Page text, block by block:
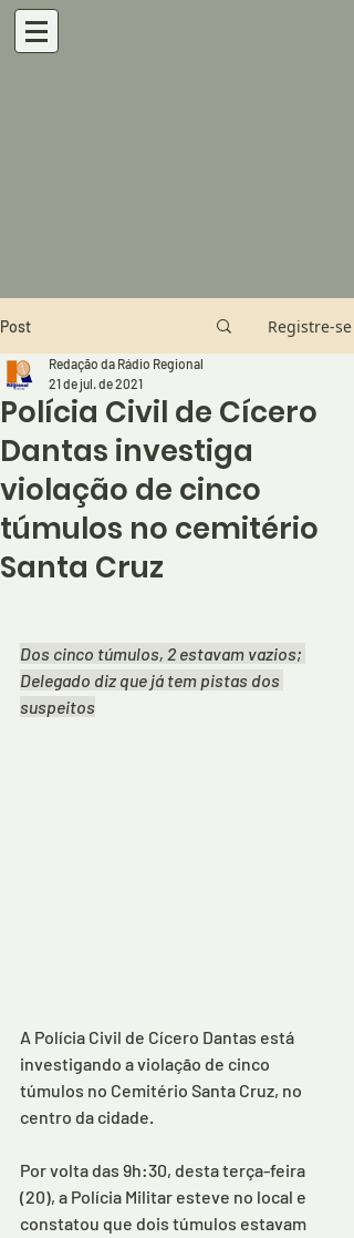
Post Registre-se
Polícia Civil de Cícero
Dantas investiga
violação de cinco
túmulos no cemitério
Santa Cruz
Redação da Rádio Regional
21 de jul. de 2021
Dos cinco túmulos, 2 estavam vazios;
Delegado diz que já tem pistas dos
suspeitos
A Polícia Civil de Cícero Dantas está
investigando a violação de cinco
túmulos no Cemitério Santa Cruz, no
centro da cidade.
Por volta das 9h:30, desta terça-feira
(20), a Polícia Militar esteve no local e
constatou que dois túmulos estavam